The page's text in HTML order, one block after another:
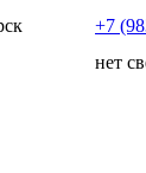
+7
нет